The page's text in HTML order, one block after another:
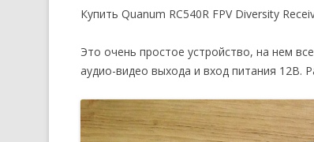
Купить Quanum RC540R FPV Diversity
Это очень простое устройство, на нем
аудио-видео выхода и вход питания 12В.